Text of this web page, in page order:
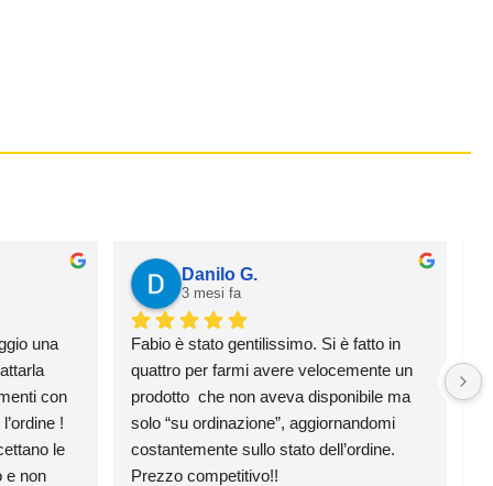
una
con
!
le
e non
Danilo G.
3 mesi fa
Fabio è stato gentilissimo. Si è fatto in
quattro per farmi avere velocemente un
prodotto  che non aveva disponibile ma
solo “su ordinazione”, aggiornandomi
costantemente sullo stato dell’ordine.
Prezzo competitivo!!
e